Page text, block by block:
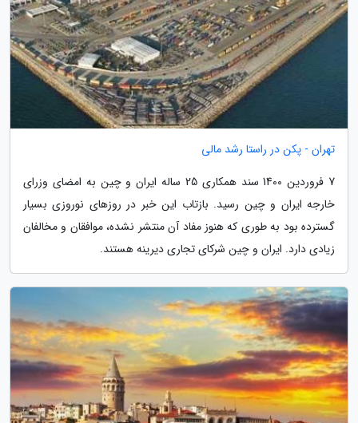
تهران - پکن در راستا رشد مالی
7 فروردین 1400 سند همکاری 25 ساله ایران و چین به امضای وزرای
خارجه ایران و چین رسید. بازتاب این خبر در روزهای نوروزی بسیار
گسترده بود به طوری که هنوز مفاد آن منتشر نشده، موافقان و مخالفان
زیادی دارد. ایران و چین شرکای تجاری دیرینه هستند.